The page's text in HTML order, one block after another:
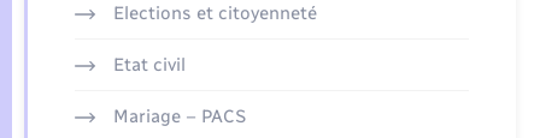
Elections et citoyenneté
Etat civil
Mariage – PACS